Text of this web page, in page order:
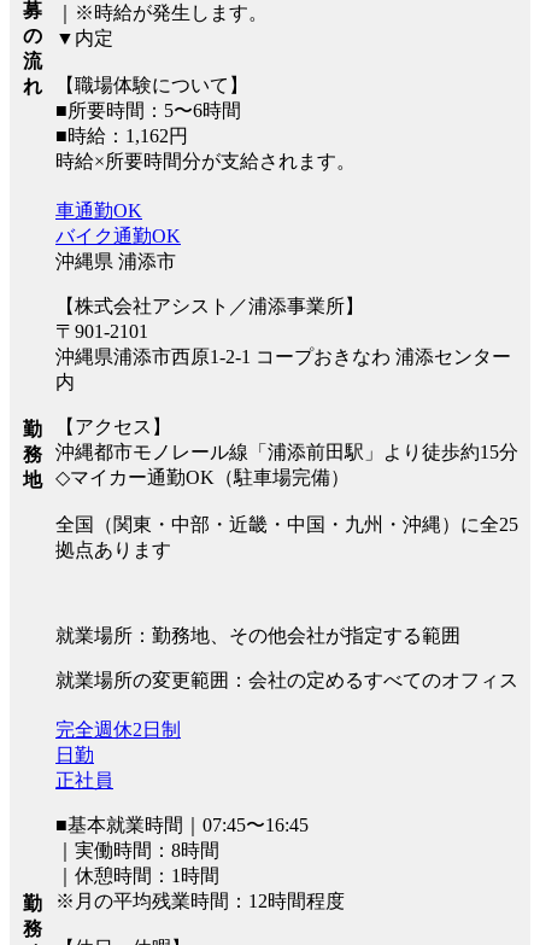
募
の
流
れ
｜※時給が発生します。
▼内定
【職場体験について】
■所要時間：5〜6時間
■時給：1,162円
時給×所要時間分が支給されます。
勤
務
地
車通勤OK
バイク通勤OK
沖縄県 浦添市
【株式会社アシスト／浦添事業所】
〒901-2101
沖縄県浦添市西原1-2-1 コープおきなわ 浦添センター
内
【アクセス】
沖縄都市モノレール線「浦添前田駅」より徒歩約15分
◇マイカー通勤OK（駐車場完備）
全国（関東・中部・近畿・中国・九州・沖縄）に全25
拠点あります
就業場所：勤務地、その他会社が指定する範囲
就業場所の変更範囲：会社の定めるすべてのオフィス
勤
務
完全週休2日制
日勤
正社員
■基本就業時間｜07:45〜16:45
｜実働時間：8時間
｜休憩時間：1時間
※月の平均残業時間：12時間程度